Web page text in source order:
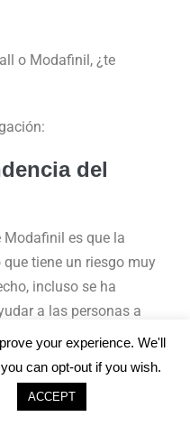
o Modafinil, ¿te
del
Modafinil es que la
tiene un riesgo muy
incluso se ha
a las personas a
drogas que están
y, curiosamente,
your experience. We'll
can opt-out if you wish.
ACCEPT